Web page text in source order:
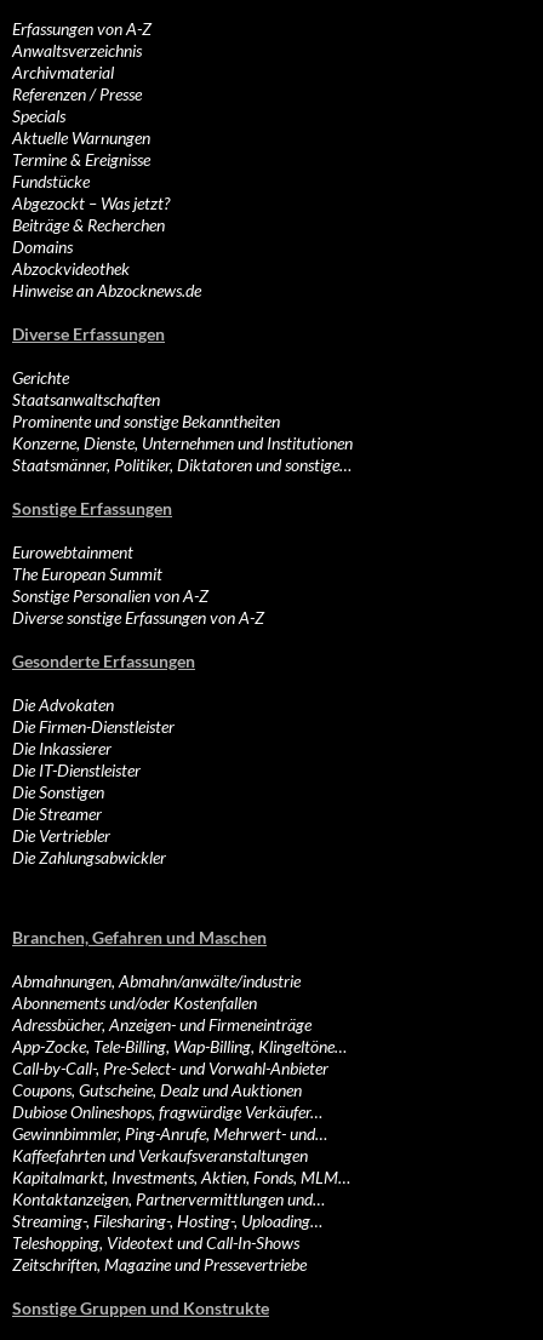
Erfassungen von A-Z
Anwaltsverzeichnis
Archivmaterial
Referenzen / Presse
Specials
Aktuelle Warnungen
Termine & Ereignisse
Fundstücke
Abgezockt – Was jetzt?
Beiträge & Recherchen
Domains
Abzockvideothek
Hinweise an Abzocknews.de
Diverse Erfassungen
Gerichte
Staatsanwaltschaften
Prominente und sonstige Bekanntheiten
Konzerne, Dienste, Unternehmen und Institutionen
Staatsmänner, Politiker, Diktatoren und sonstige…
Sonstige Erfassungen
Eurowebtainment
The European Summit
Sonstige Personalien von A-Z
Diverse sonstige Erfassungen von A-Z
Gesonderte Erfassungen
Die Advokaten
Die Firmen-Dienstleister
Die Inkassierer
Die IT-Dienstleister
Die Sonstigen
Die Streamer
Die Vertriebler
Die Zahlungsabwickler
Branchen, Gefahren und Maschen
Abmahnungen, Abmahn/anwälte/industrie
Abonnements und/oder Kostenfallen
Adressbücher, Anzeigen- und Firmeneinträge
App-Zocke, Tele-Billing, Wap-Billing, Klingeltöne…
Call-by-Call-, Pre-Select- und Vorwahl-Anbieter
Coupons, Gutscheine, Dealz und Auktionen
Dubiose Onlineshops, fragwürdige Verkäufer…
Gewinnbimmler, Ping-Anrufe, Mehrwert- und…
Kaffeefahrten und Verkaufsveranstaltungen
Kapitalmarkt, Investments, Aktien, Fonds, MLM…
Kontaktanzeigen, Partnervermittlungen und…
Streaming-, Filesharing-, Hosting-, Uploading…
Teleshopping, Videotext und Call-In-Shows
Zeitschriften, Magazine und Pressevertriebe
Sonstige Gruppen und Konstrukte